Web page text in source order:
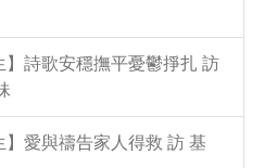
詩歌安穩撫平憂鬱掙扎 訪
愛與禱告家人得救 訪 基